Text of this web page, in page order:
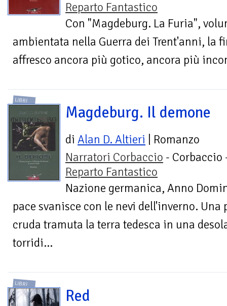
Reparto Fantastico
Con "Magdeburg. La Furia",
ambientata nella Guerra dei Trent'anni, la
affresco ancora più gotico, ancora più
LIBRI
Magdeburg. Il demone
di Alan D. Altieri | Romanzo
Narratori Corbaccio - Corbaccio
Reparto Fantastico
Nazione germanica, Anno
pace svanisce con le nevi dell'inverno.
cruda tramuta la terra tedesca in una
torridi...
LIBRI
Red